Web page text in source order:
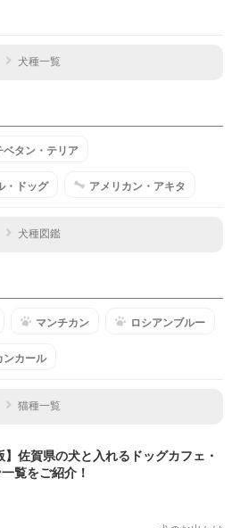
犬種一覧
ベタン・テリア
・ドッグ アメリカン・アキタ
犬種図鑑
マンチカン ロシアンブルー
ンカール
猫種一覧
】佐賀県の犬と入れるドッグカフェ・
覧をご紹介！